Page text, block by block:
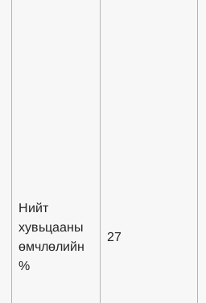
Нийт
хувьцааны
өмчлөлийн
%
27